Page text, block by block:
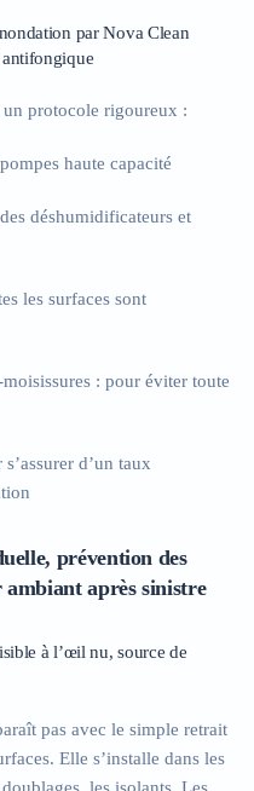
par Nova Clean
protocole rigoureux :
haute capacité
déshumidificateurs et
les surfaces sont
: pour éviter toute
s’assurer d’un taux
prévention des
ambiant après sinistre
à l’œil nu, source de
pas avec le simple retrait
Elle s’installe dans les